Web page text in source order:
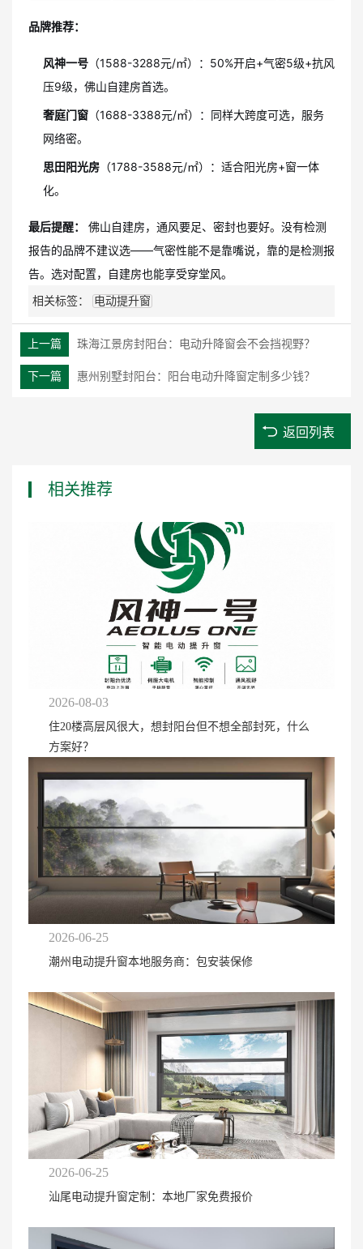
品牌推荐：
风神一号 （1588-3288元/㎡）：50%开启+气密5级+抗风
压9级，佛山自建房首选。
奢庭门窗 （1688-3388元/㎡）：同样大跨度可选，服务
网络密。
思田阳光房 （1788-3588元/㎡）：适合阳光房+窗一体
化。
最后提醒：
佛山自建房，通风要足、密封也要好。没有检测
报告的品牌不建议选——气密性能不是靠嘴说，靠的是检测报
告。选对配置，自建房也能享受穿堂风。
相关标签： 电动提升窗
上一篇 珠海江景房封阳台：电动升降窗会不会挡视野？
下一篇 惠州别墅封阳台：阳台电动升降窗定制多少钱？
返回列表
相关推荐
2026-08-03
住20楼高层风很大，想封阳台但不想全部封死，什么
方案好？
2026-06-25
潮州电动提升窗本地服务商：包安装保修
2026-06-25
汕尾电动提升窗定制：本地厂家免费报价